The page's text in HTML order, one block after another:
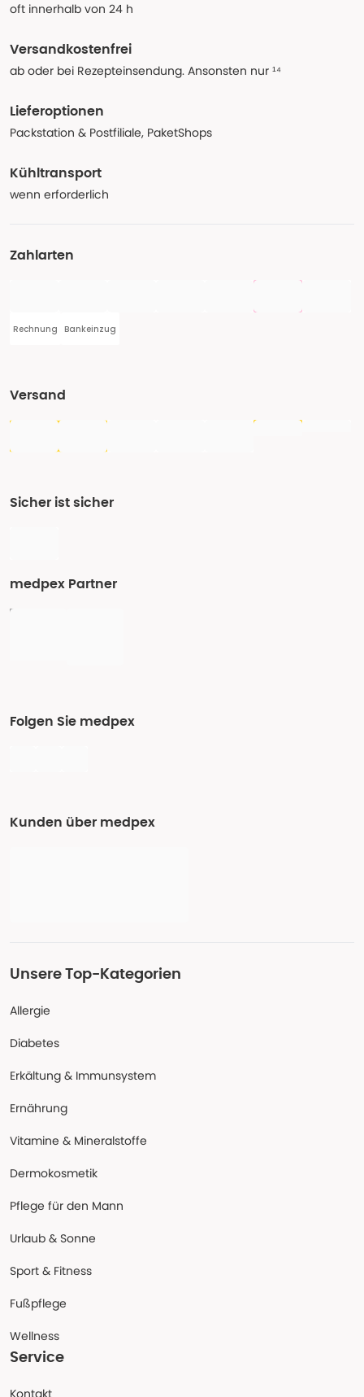
oft innerhalb von 24 h
Versandkostenfrei
ab oder bei Rezepteinsendung. Ansonsten nur ¹⁴
Lieferoptionen
Packstation & Postfiliale, PaketShops
Kühltransport
wenn erforderlich
Zahlarten
Rechnung Bankeinzug
Versand
Sicher ist sicher
medpex Partner
Folgen Sie medpex
Kunden über medpex
Unsere Top-Kategorien
Allergie
Diabetes
Erkältung & Immunsystem
Ernährung
Vitamine & Mineralstoffe
Dermokosmetik
Pflege für den Mann
Urlaub & Sonne
Sport & Fitness
Fußpflege
Wellness
Service